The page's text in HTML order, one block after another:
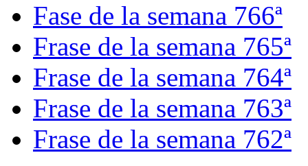
Fase de la semana 766ª
Frase de la semana 765ª
Frase de la semana 764ª
Frase de la semana 763ª
Frase de la semana 762ª